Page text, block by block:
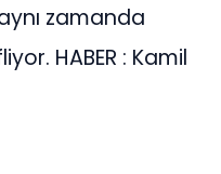
zamanda
HABER : Kamil